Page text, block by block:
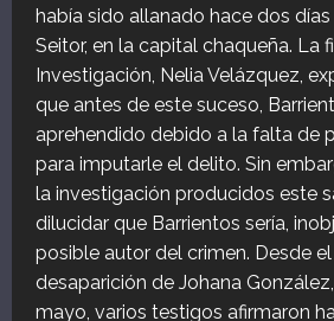
había sido allanado hace dos
Seitor, en la capital chaqueña. La
Investigación, Nelia Velázquez,
que antes de este suceso,
aprehendido debido a la falta de
para imputarle el delito. Sin
la investigación producidos este
dilucidar que Barrientos sería,
posible autor del crimen. Desde
desaparición de Johana
mayo, varios testigos afirmaron